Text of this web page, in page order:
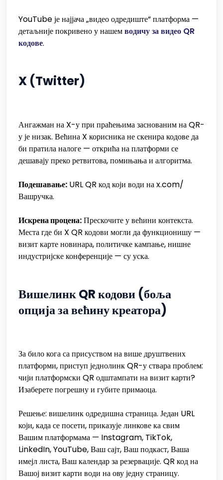
YouTube је најјача „видео одредиште“ платформа —
детаљније покривено у нашемводичу за видео QR
кодове.
X (Twitter)
Ангажман на X-у при праћењима заснованим на QR-
у је низак. Већина X корисника не скенира кодове да
би пратила налоге — открића на платформи се
дешавају преко ретвитова, помињања и алгоритма.
Подешавање: URL QR код који води на x.com/
Вашручка.
Искрена процена:Прескочите у већини контекста.
Места где би X QR кодови могли да функционишу —
визит карте новинара, политичке кампање, нишне
индустријске конференције — су уска.
Вишелинк QR кодови (боља
опција за већину креатора)
За било кога са присуством на више друштвених
платформи, приступ једнолинк QR-у ствара проблем:
чији платформски QR одштампати на визит карти?
Изаберете погрешну и губите примаоца.
Решење: вишелинк одредишна страница. Један URL
који, када се посети, приказује линкове ка свим
Вашим платформама — Instagram, TikTok,
LinkedIn, YouTube, Ваш сајт, Ваш подкаст, Ваша
имејл листа, Ваш календар за резервације. QR код на
Вашој визит карти води на ову једну страницу.